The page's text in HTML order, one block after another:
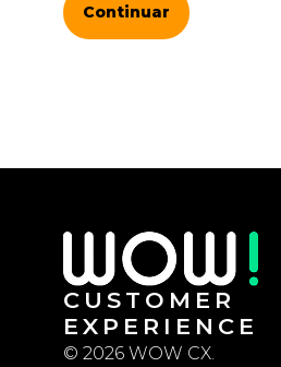
Continuar
CUSTOMER
EXPERIENCE
© 2026 WOW CX.